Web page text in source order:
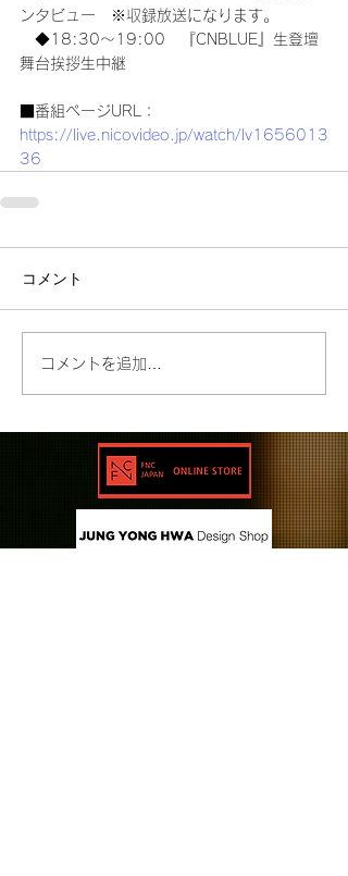
ンタビュー　※収録放送になります。
◆18:30～19:00　『CNBLUE』生登壇
舞台挨拶生中継
■番組ページURL：
https://live.nicovideo.jp/watch/lv1656013
36
コメント
コメントを追加…